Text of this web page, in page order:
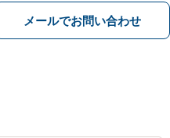
過失、後遺障害、交渉、訴訟な
解決実績豊富。弁護士特約を利用
メールでお問い合わせ